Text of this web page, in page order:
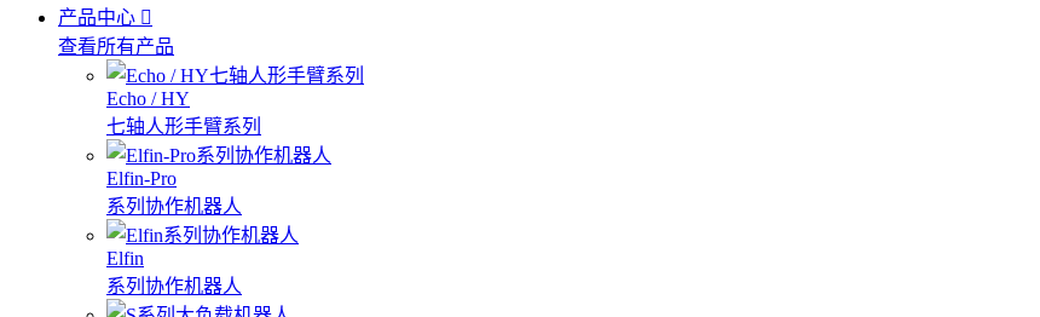
产品中心
查看所有产品
Echo / HY
七轴人形手臂系列
Elfin-Pro
系列协作机器人
Elfin
系列协作机器人